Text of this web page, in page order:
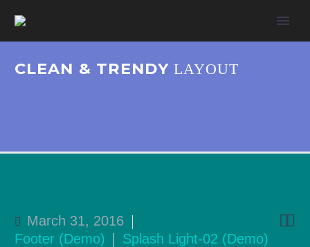
CLEAN & TRENDY LAYOUT

March 31, 2016
Footer (Demo)
Splash Light-02 (Demo)